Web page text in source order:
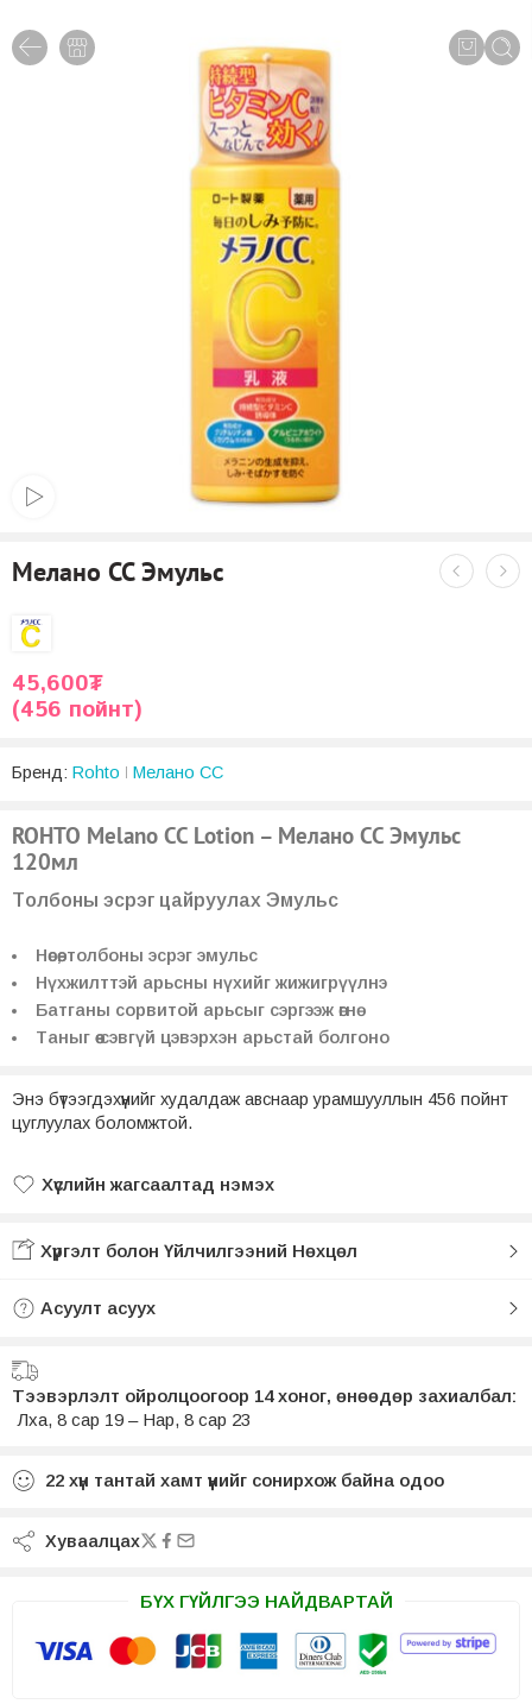
Мелано CC Эмульс
45,600₮
(456 пойнт)
Бренд: Rohto Мелано CC
ROHTO Melano CC Lotion – Мелано CC Эмульс
120мл
Tолбоны эсрэг цайруулах Эмульс
Нөсөө, толбоны эсрэг эмульс
Нүхжилттэй арьсны нүхийг жижигрүүлнэ
Батганы сорвитой арьсыг сэргээж өгнө
Таныг өө сэвгүй цэвэрхэн арьстай болгоно
Энэ бүтээгдэхүүнийг худалдаж авснаар урамшууллын 456 пойнт
цуглуулах боломжтой.
Хүслийн жагсаалтад нэмэх
Хүргэлт болон Үйлчилгээний Нөхцөл
Асуулт асуух
Тээвэрлэлт ойролцоогоор 14 хоног, өнөөдөр захиалбал:
Лха, 8 сар 19 – Нар, 8 сар 23
22 хүн тантай хамт үүнийг сонирхож байна одоо
Хуваалцах
БҮХ ГҮЙЛГЭЭ НАЙДВАРТАЙ